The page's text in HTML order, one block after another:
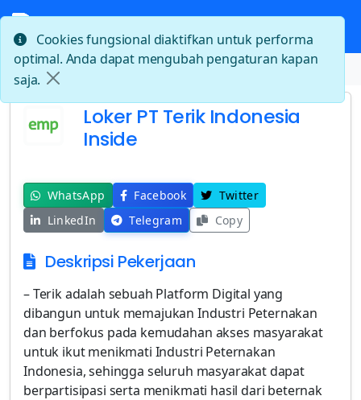
Beranda Loker PT Terik Indonesia Inside
Loker PT Terik Indonesia
Inside
WhatsApp Facebook
Twitter
LinkedIn
Telegram Copy
Deskripsi Pekerjaan
– Terik adalah sebuah Platform Digital yang
dibangun untuk memajukan Industri Peternakan
dan berfokus pada kemudahan akses masyarakat
untuk ikut menikmati Industri Peternakan
Indonesia, sehingga seluruh masyarakat dapat
berpartisipasi serta menikmati hasil dari beternak
Cookies fungsional diaktifkan untuk performa
optimal. Anda dapat mengubah pengaturan kapan
saja.